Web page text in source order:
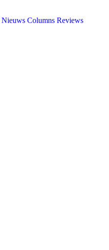
Nieuws Columns Reviews